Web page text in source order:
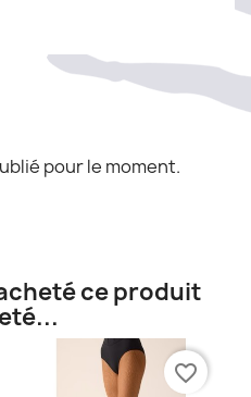
pour le moment.
ce produit
favorite_border